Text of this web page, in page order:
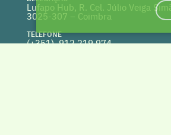
Lufapo Hub, R. Cel. Júlio Veiga
3025-307 – Coimbra
TELEFONE
(+351) 912 219 974